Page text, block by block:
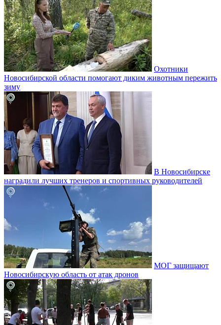
Охотники
Новосибирской области помогают диким животным пережить
зиму
В Новосибирске
наградили лучших тренеров и спортивных руководителей
МОГ защищают
Новосибирскую область от атак дронов